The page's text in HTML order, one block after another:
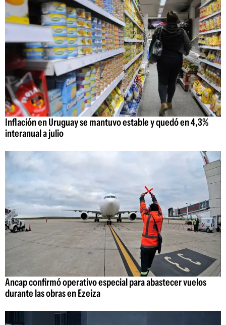
Inflación en Uruguay se mantuvo estable y quedó en 4,3%
interanual a julio
Ancap confirmó operativo especial para abastecer vuelos
durante las obras en Ezeiza